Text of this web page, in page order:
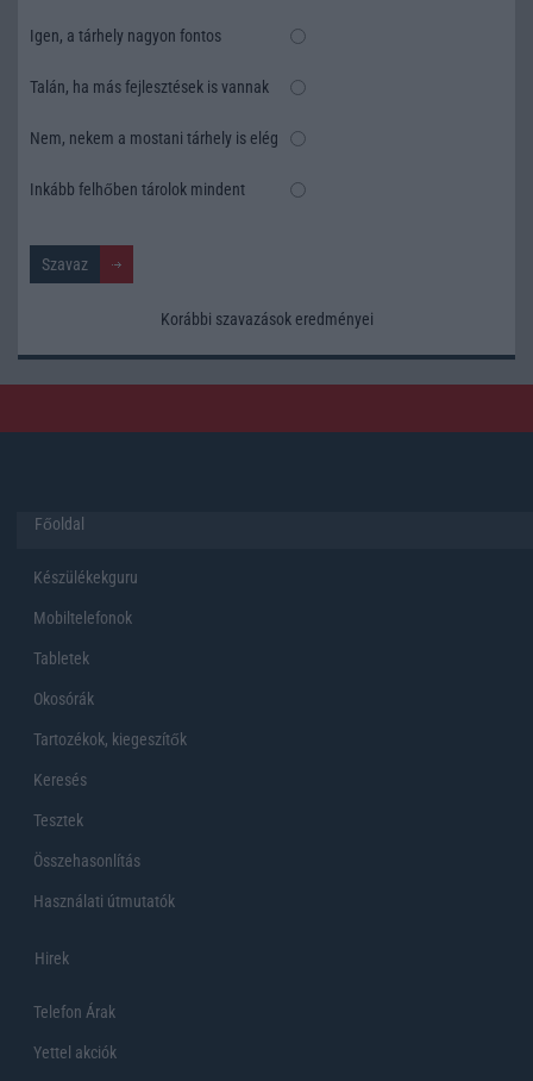
Igen, a tárhely nagyon fontos
Talán, ha más fejlesztések is vannak
Nem, nekem a mostani tárhely is elég
Inkább felhőben tárolok mindent
Korábbi szavazások eredményei
Főoldal
Készülékekguru
Mobiltelefonok
Tabletek
Okosórák
Tartozékok, kiegeszítők
Keresés
Tesztek
Összehasonlítás
Használati útmutatók
Hirek
Telefon Árak
Yettel akciók